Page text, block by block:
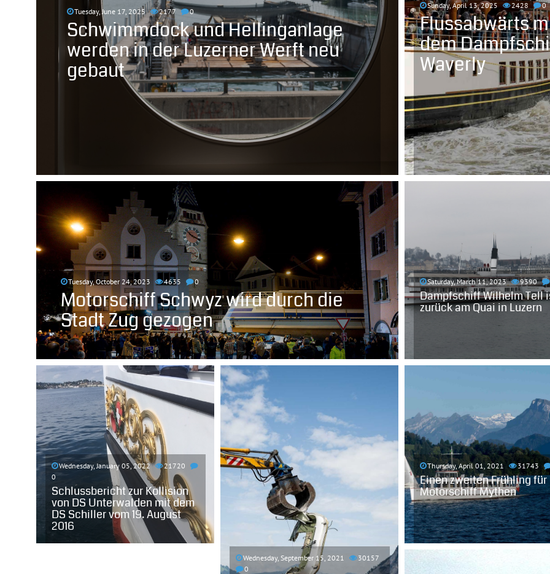
Tuesday, June 17, 2025 2177 0
Schwimmdock und Hellinganlage
werden in der Luzerner Werft neu
gebaut
Sunday, April 13, 2025 2428 0
Flussabwärts
dem
Waverly
Tuesday, October 24, 2023 4635 0
Motorschiff Schwyz wird durch die
Stadt Zug gezogen
Saturday, March 11, 2023 9390
Dampfschiff Wilhelm Tell
zurück am Quai in Luzern
Wednesday, January 05, 2022
21720
0
Schlussbericht zur Kollision
von DS Unterwalden mit dem
DS Schiller vom 19. August
2016
Wednesday, September 15, 2021
30157
0
Thursday, April 01, 2021 31743
Einen zweiten Frühling für
Motorschiff Mythen